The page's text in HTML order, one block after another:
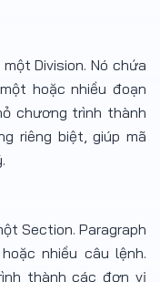
Division. Nó chứa
hoặc nhiều đoạn
chương trình thành
riêng biệt, giúp mã
Section. Paragraph
nhiều câu lệnh.
thành các đơn vị